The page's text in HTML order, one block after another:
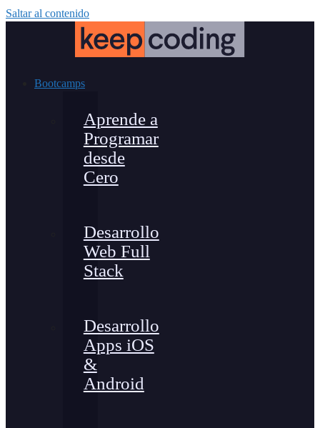
Saltar al contenido
Bootcamps
Aprende a
Programar
desde
Cero
Desarrollo
Web Full
Stack
Desarrollo
Apps iOS
&
Android